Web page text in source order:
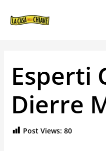
Esperti
Dierre
Post Views: 80
ARTICOLI